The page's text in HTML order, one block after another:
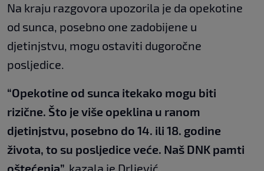
Na kraju razgovora upozorila je da opekotine
od sunca, posebno one zadobijene u
djetinjstvu, mogu ostaviti dugoročne
posljedice.
“Opekotine od sunca itekako mogu biti
rizične. Što je više opeklina u ranom
djetinjstvu, posebno do 14. ili 18. godine
života, to su posljedice veće. Naš DNK pamti